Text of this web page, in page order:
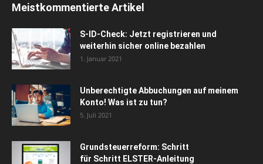
Meistkommentierte Artikel
S-ID-Check: Jetzt registrieren und
weiterhin sicher online bezahlen
1. Januar 2021
Unberechtigte Abbuchungen auf meinem
Konto! Was ist zu tun?
5. Juli 2021
Grundsteuerreform: Schritt
für Schritt ELSTER-Anleitung